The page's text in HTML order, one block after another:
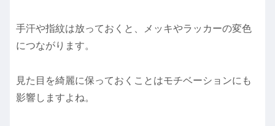
手汗や指紋は放っておくと、メッキやラッカーの変色
につながります。
見た目を綺麗に保っておくことはモチベーションにも
影響しますよね。